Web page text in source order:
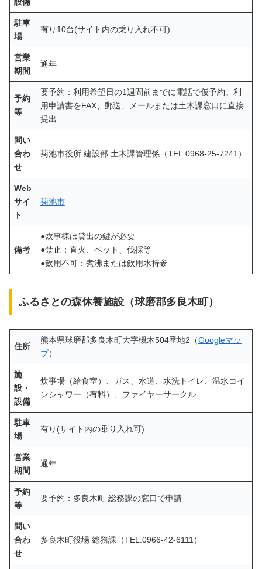
設備
駐車
場
有り10台(サイト内の乗り入れ不可)
営業
期間
通年
予約
等
要予約：利用希望日の1週間前までに電話で仮予約。利
用申請書をFAX、郵送、メールまたは土木課窓口に直接
提出
問い
合わ
せ
菊池市役所 建設部 土木課管理係（TEL.0968-25-7241）
Web
サイ
ト
菊池市
備考
●炊事棟は貸出の鍵が必要
●禁止：直火、ペット、伐採等
●飲用不可：煮沸または飲用水持参
ふるさとの森休養施設（球磨郡多良木町）
住所
熊本県球磨郡多良木町大字槻木504番地2（Googleマッ
プ）
施
設・
設備
炊事場（給食室）、ガス、水道、水洗トイレ、温水コイ
ンシャワー（有料）、ファイヤーサークル
駐車
場
有り(サイト内の乗り入れ可)
営業
期間
通年
予約
等
要予約：多良木町 総務課の窓口で申請
問い
合わ
せ
多良木町役場 総務課（TEL.0966-42-6111）